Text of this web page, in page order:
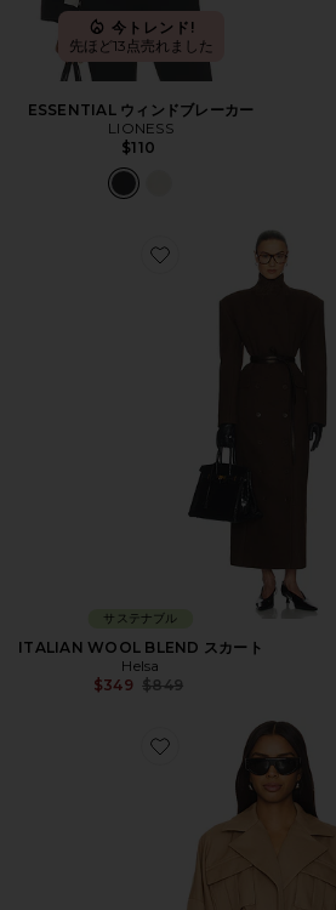
今トレンド!
先ほど13点売れました
ESSENTIAL ウィンドブレーカー
LIONESS
$110
Favorite ITALIAN WOOL
サステナブル
ITALIAN WOOL BLEND スカート
Helsa
$349 Previous price:
$849
Favorite MARI ジャケット